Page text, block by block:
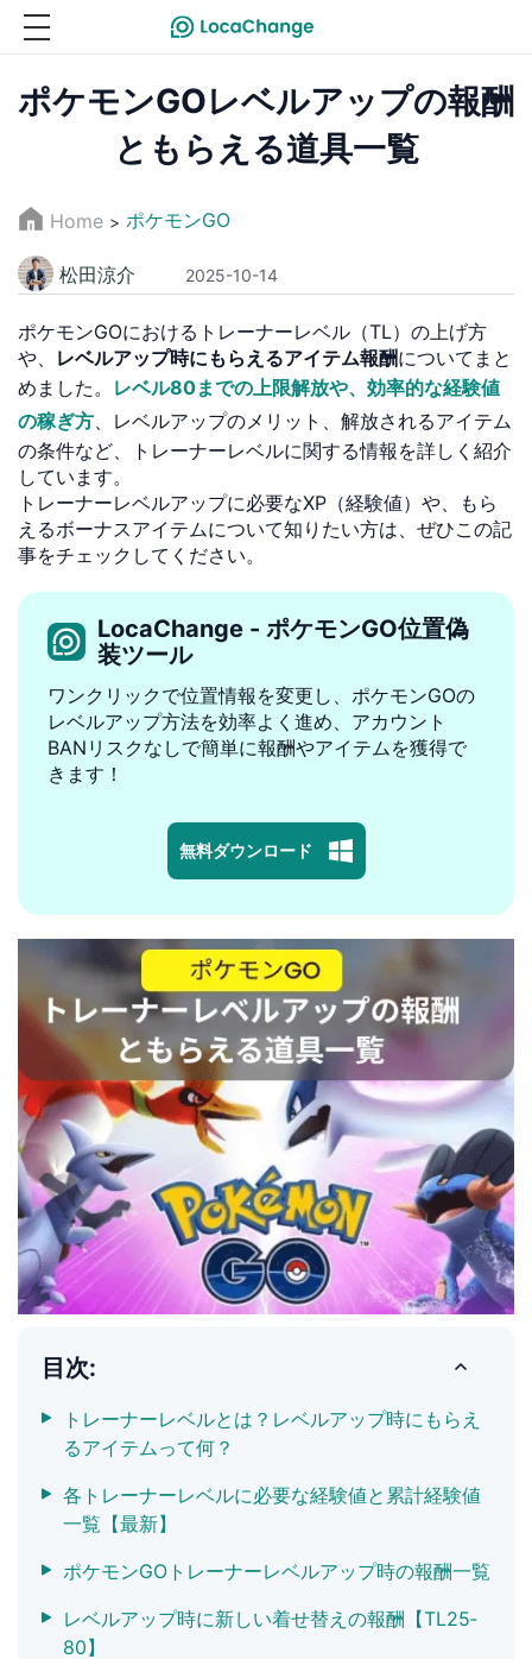
ポケモンGOレベルアップの報酬
ともらえる道具一覧
Home > ポケモンGO
松田涼介 2025-10-14
ポケモンGOにおけるトレーナーレベル（TL）の上げ方
や、 レベルアップ時にもらえるアイテム報酬についてまと
めました。 レベル80までの上限解放や、効率的な経験値
の稼ぎ方 、レベルアップのメリット、解放されるアイテム
の条件など、トレーナーレベルに関する情報を詳しく紹介
しています。
トレーナーレベルアップに必要なXP（経験値）や、もら
えるボーナスアイテムについて知りたい方は、ぜひこの記
事をチェックしてください。
LocaChange - ポケモンGO位置偽
装ツール
ワンクリックで位置情報を変更し、ポケモンGOの
レベルアップ方法を効率よく進め、アカウント
BANリスクなしで簡単に報酬やアイテムを獲得で
きます！
無料ダウンロード
目次:
トレーナーレベルとは？レベルアップ時にもらえ
るアイテムって何？
各トレーナーレベルに必要な経験値と累計経験値
一覧【最新】
ポケモンGOトレーナーレベルアップ時の報酬一覧
レベルアップ時に新しい着せ替えの報酬【TL25‐
80】